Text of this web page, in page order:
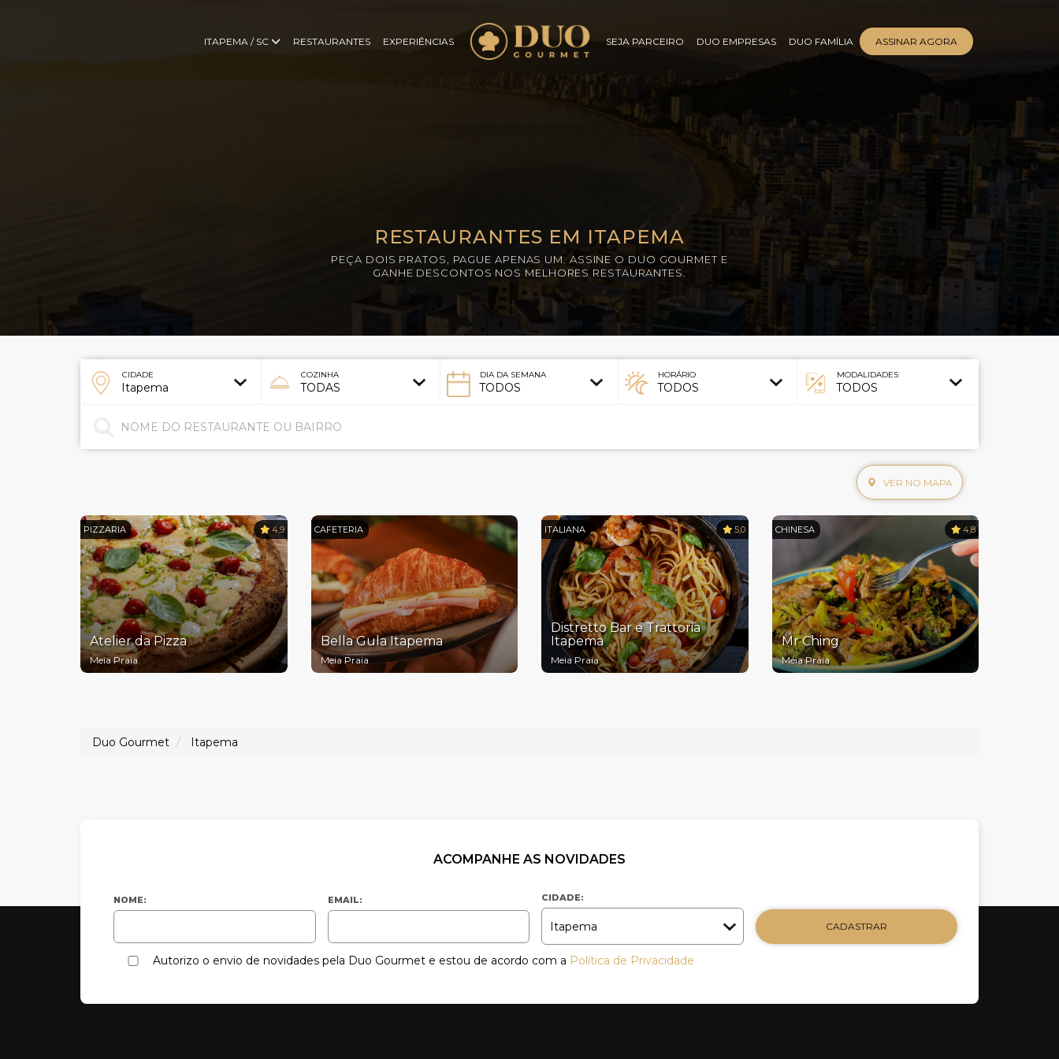
ITAPEMA / SC RESTAURANTES EXPERIÊNCIAS SEJA PARCEIRO DUO EMPRESAS DUO FAMÍLIA ASSINAR AGORA
RESTAURANTES EM ITAPEMA
PEÇA DOIS PRATOS, PAGUE APENAS UM. ASSINE O DUO GOURMET E
GANHE DESCONTOS NOS MELHORES RESTAURANTES.
CIDADE COZINHA DIA DA SEMANA HORÁRIO MODALIDADES
VER NO MAPA
PIZZARIA 4,9
Atelier da Pizza
Meia Praia
CAFETERIA
Bella Gula Itapema
Meia Praia
ITALIANA 5,0
Distretto Bar e Trattoria
Itapema
Meia Praia
CHINESA 4,8
Mr Ching
Meia Praia
Duo Gourmet Itapema
ACOMPANHE AS NOVIDADES
NOME: EMAIL: CIDADE:
CADASTRAR
Autorizo o envio de novidades pela Duo Gourmet e estou de acordo com a Política de Privacidade